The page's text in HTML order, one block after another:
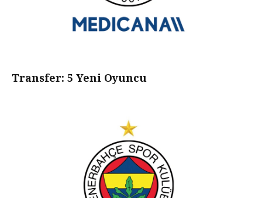
Transfer: 5 Yeni Oyuncu